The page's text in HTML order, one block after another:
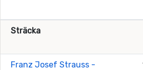
Sträcka
Franz Josef Strauss -